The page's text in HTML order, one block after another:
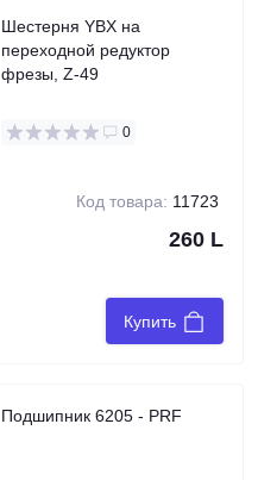
Шестерня YBX на
переходной редуктор
фрезы, Z-49
0
Код товара: 11723
260 L
Купить
Подшипник 6205 - PRF